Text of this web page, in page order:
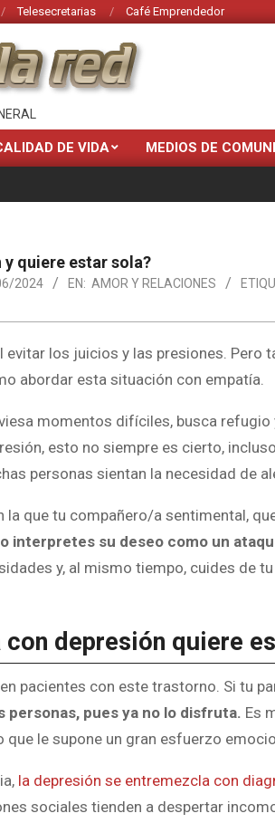
Telesecretarias Café Emprendedor
DE VIDA MEDIOS DE
quiere estar sola?
2024 EN: AMOR Y RELACIONES
los juicios y las presiones. Pero
abordar esta situación con empatía.
momentos difíciles, busca
esto no siempre es cierto,
personas sientan la necesidad de
que tu compañero/a sentimental,
interpretes su deseo como un
y, al mismo tiempo, cuides de
con depresión quiere
pacientes con este trastorno. Si tu
pues ya no lo disfruta. Es
le supone un gran esfuerzo
la depresión se entremezcla con
sociales tienden a despertar